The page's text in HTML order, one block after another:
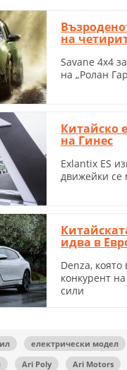
на
Savane 4x4
на „Ролан
Китайско
на Гинес
Exlantix ES
движейки се
идва в
Denza, която
конкурент
сили
електрически модел
Ari Poly Ari Motors